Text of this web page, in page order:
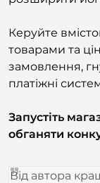
Керуйте
товарами та
замовлення,
платіжні
Запустіть
обганяти
Бітрікс,